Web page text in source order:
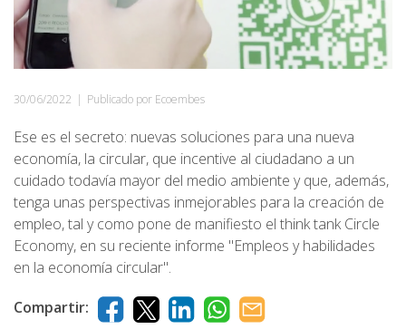
30/06/2022 | Publicado por Ecoembes
Ese es el secreto: nuevas soluciones para una nueva
economía, la circular, que incentive al ciudadano a un
cuidado todavía mayor del medio ambiente y que, además,
tenga unas perspectivas inmejorables para la creación de
empleo, tal y como pone de manifiesto el think tank Circle
Economy, en su reciente informe "Empleos y habilidades
en la economía circular".
Compartir: